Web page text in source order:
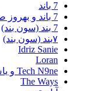
7 باند
7 باند و بهروز صفاریان
7 بند (سون بند)
۷بند (سون بند)
Idriz Sanie
Loran
Tech N9ne و یاس
The Ways